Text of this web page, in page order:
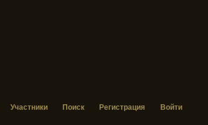
Участники Поиск Регистрация Войти